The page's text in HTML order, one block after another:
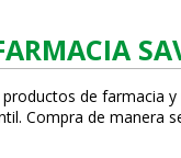
de
Compra de manera